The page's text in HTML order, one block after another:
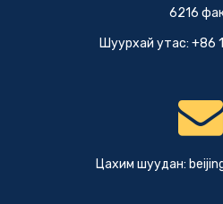
6216
Шуурхай утас: +86
Цахим шуудан: